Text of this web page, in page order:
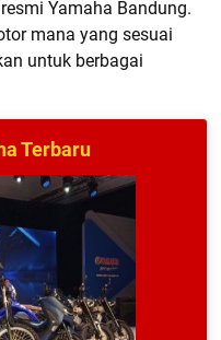
Yamaha Bandung.
mana yang sesuai
untuk berbagai
Terbaru